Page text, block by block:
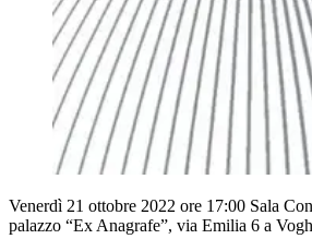
Venerdì 21 ottobre 2022 ore 17:00 Sala
palazzo “Ex Anagrafe”, via Emilia 6 a